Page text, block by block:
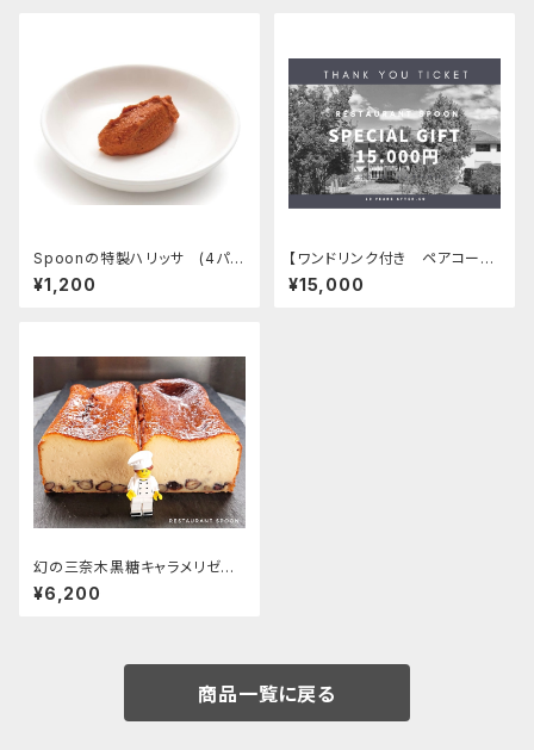
Spoonの特製ハリッサ (4パッ
ク入り)
¥1,200
【ワンドリンク付き ペアコース
お食事券 ￥15.000ギフト】
¥15,000
幻の三奈木黒糖キャラメリゼの
バスクチーズケーキ【2本入りギ
フト包装】
¥6,200
商品一覧に戻る